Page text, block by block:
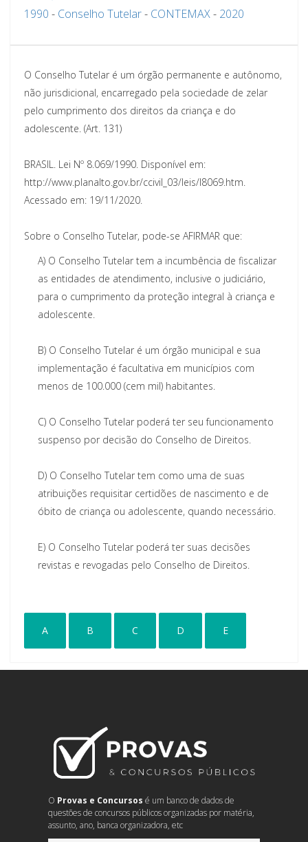
1990 - Conselho Tutelar- CONTEMAX- 2020
O Conselho Tutelar é um órgão permanente e autônomo,
não jurisdicional, encarregado pela sociedade de zelar
pelo cumprimento dos direitos da criança e do
adolescente. (Art. 131)
BRASIL. Lei Nº 8.069/1990. Disponível em:
http://www.planalto.gov.br/ccivil_03/leis/l8069.htm.
Acessado em: 19/11/2020.
Sobre o Conselho Tutelar, pode-se AFIRMAR que:
A) O Conselho Tutelar tem a incumbência de fiscalizar
as entidades de atendimento, inclusive o judiciário,
para o cumprimento da proteção integral à criança e
adolescente.
B) O Conselho Tutelar é um órgão municipal e sua
implementação é facultativa em municípios com
menos de 100.000 (cem mil) habitantes.
C) O Conselho Tutelar poderá ter seu funcionamento
suspenso por decisão do Conselho de Direitos.
D) O Conselho Tutelar tem como uma de suas
atribuições requisitar certidões de nascimento e de
óbito de criança ou adolescente, quando necessário.
E) O Conselho Tutelar poderá ter suas decisões
revistas e revogadas pelo Conselho de Direitos.
A B C D E
O Provas e Concursos é um banco de dados de
questões de concursos públicos organizadas por matéria,
assunto, ano, banca organizadora, etc